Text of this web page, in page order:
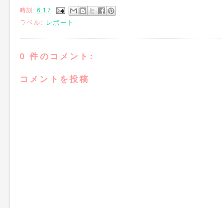
時刻: 6:17
ラベル: レポート
0 件のコメント:
コメントを投稿